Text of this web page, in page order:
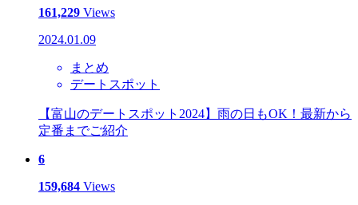
161,229 Views
2024.01.09
まとめ
デートスポット
【富山のデートスポット2024】雨の日もOK！最新から
定番までご紹介
6
159,684 Views